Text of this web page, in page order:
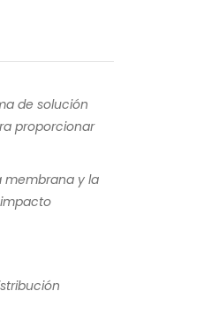
de solución
proporcionar
membrana y la